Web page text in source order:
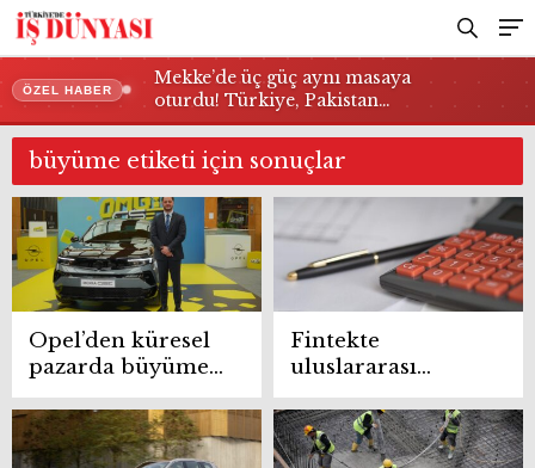
ÖZEL HABER
Mekke’de üç güç aynı masaya
oturdu! Türkiye, Pakistan…
büyüme etiketi için sonuçlar
Opel’den küresel
pazarda büyüme
başarısı
Fintekte
uluslararası
büyüme başarısı